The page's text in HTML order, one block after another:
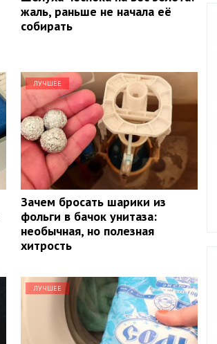
жаль, раньше не начала её
собирать
ЛУЧШЕЕ
Зачем бросать шарики из
фольги в бачок унитаза:
необычная, но полезная
хитрость
ЛУЧШЕЕ